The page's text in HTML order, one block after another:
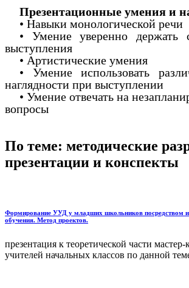
Презентационные умения и
• Навыки монологической речи
• Умение уверенно держать
выступления
• Артистические умения
• Умение использовать
наглядности при выступлении
• Умение отвечать на
вопросы
По теме: методические
презентации и конспекты
Формирование УУД у младших школьников посредством
обучения. Метод проектов.
презентация к теоретической части мастер-
учителей начальных классов по данной